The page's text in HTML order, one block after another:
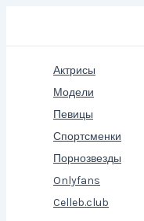
Актрисы
Модели
Певицы
Спортсменки
Порнозвезды
Onlyfans
Celleb.club